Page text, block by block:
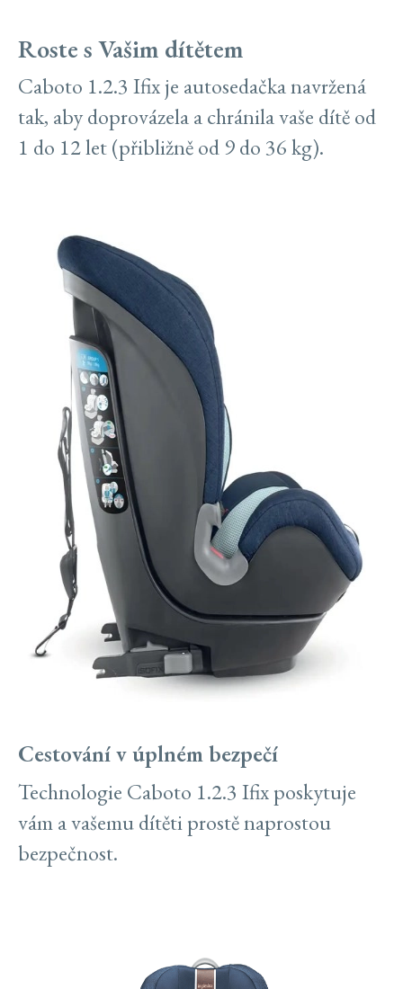
Roste s Vašim dítětem
Caboto 1.2.3 Ifix je autosedačka navržená
tak, aby doprovázela a chránila vaše dítě od
1 do 12 let (přibližně od 9 do 36 kg).
Cestování v úplném bezpečí
Technologie Caboto 1.2.3 Ifix poskytuje
vám a vašemu dítěti prostě naprostou
bezpečnost.